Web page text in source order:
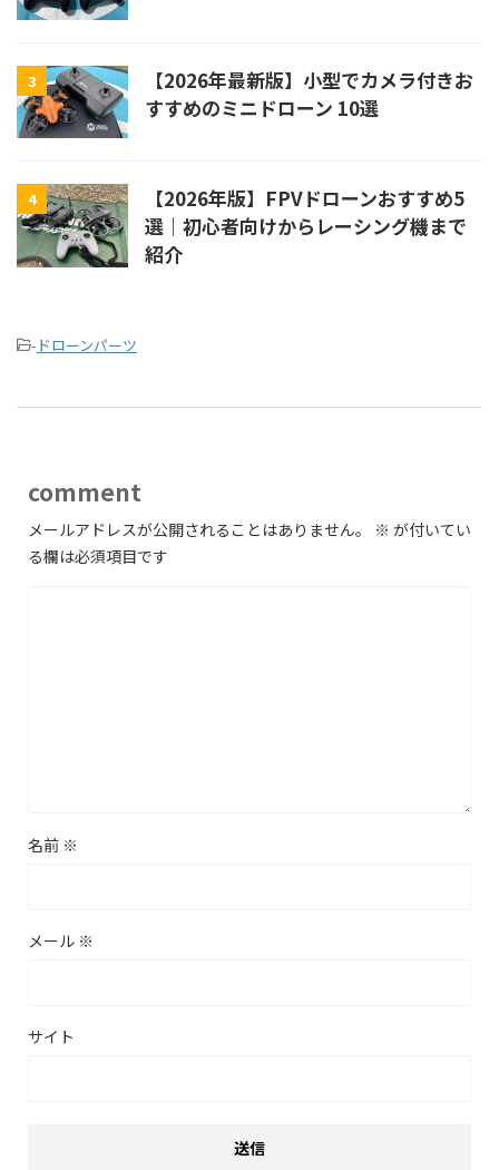
3
【2026年最新版】小型でカメラ付きお
すすめのミニドローン 10選
4
【2026年版】FPVドローンおすすめ5
選｜初心者向けからレーシング機まで
紹介
- ドローンパーツ
comment
メールアドレスが公開されることはありません。 ※ が付いてい
る欄は必須項目です
名前 ※
メール ※
サイト